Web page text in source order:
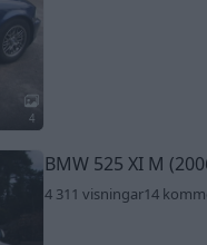
4
BMW 525 XI M
4 311 visningar14